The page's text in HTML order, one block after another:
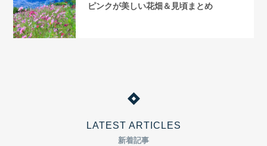
ピンクが美しい花畑＆見頃まとめ
LATEST ARTICLES
新着記事